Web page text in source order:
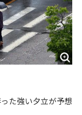
た強い夕立が予想